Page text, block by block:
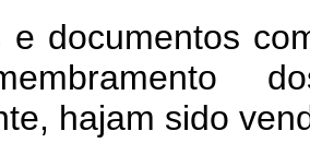
e documentos
hajam sido